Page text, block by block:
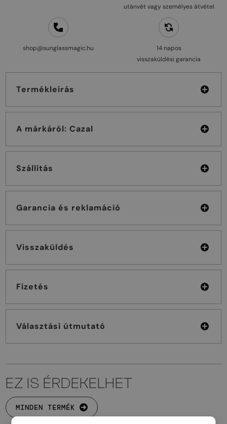
utánvét vagy személyes átvétel
shop@sunglassmagic.hu
14 napos
visszaküldési garancia
Termékleírás
A márkáról: Cazal
Szállítás
Garancia és reklamáció
Visszaküldés
Fizetés
Választási útmutató
EZ IS ÉRDEKELHET
MINDEN TERMÉK